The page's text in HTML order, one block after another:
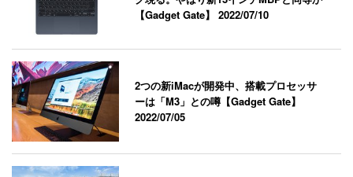
【Gadget Gate】2022/07/10
2つの新iMacが開発中、搭載プロセッサ
ーは「M3」との噂【Gadget Gate】
2022/07/05